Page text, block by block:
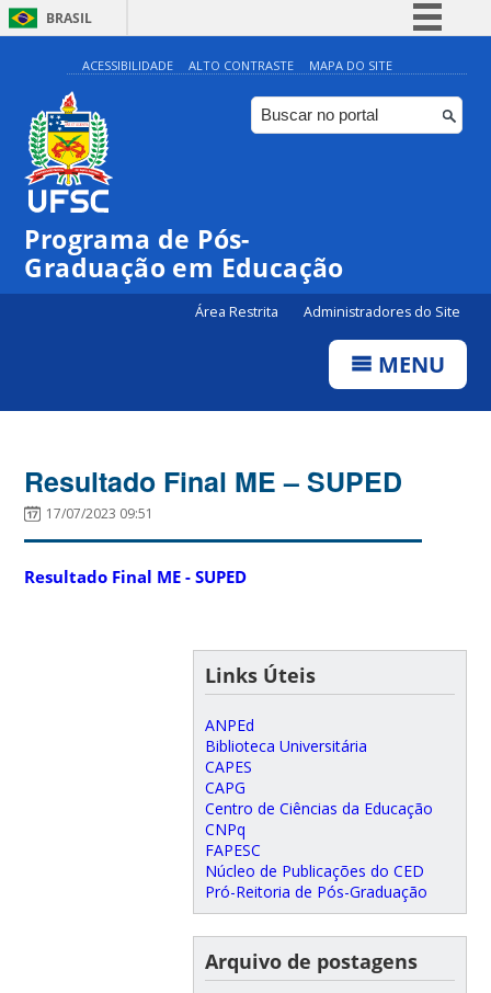
BRASIL
Simplifique!
Comunica BR
Participe
ACESSIBILIDADE ALTO CONTRASTE MAPA DO SITE
Programa de Pós-
Graduação em Educação
Área Restrita Administradores do Site
MENU
Resultado Final ME – SUPED
17/07/2023 09:51
Resultado Final ME - SUPED
Links Úteis
ANPEd
Biblioteca Universitária
CAPES
CAPG
Centro de Ciências da Educação
CNPq
FAPESC
Núcleo de Publicações do CED
Pró-Reitoria de Pós-Graduação
Arquivo de postagens